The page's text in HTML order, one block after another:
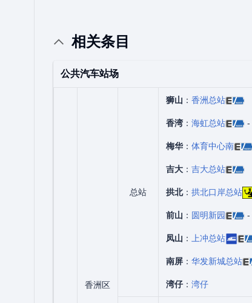
相关条目
公共汽车站场
香洲区
总站
狮山 ： 香洲总站
香湾 ： 海虹总站 -
梅华： 体育中心南
吉大 ： 吉大总站
拱北： 拱北口岸总站
前山 ： 圆明新园 -
凤山 ： 上冲总站
南屏 ： 华发新城总站
湾仔 ： 湾仔